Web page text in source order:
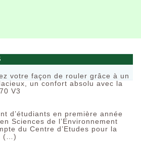
votre façon de rouler grâce à un
un confort absolu avec la
V3
d’étudiants en première année
Sciences de l’Environnement
du Centre d’Etudes pour la
(…)